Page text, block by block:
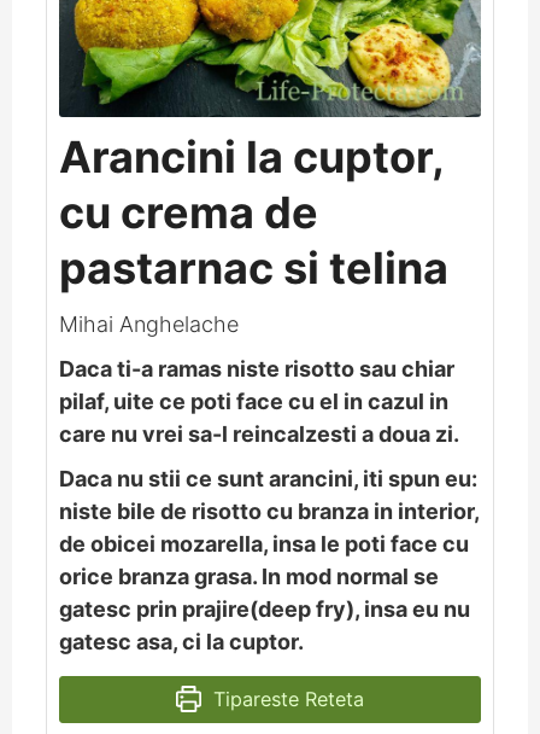
Arancini la cuptor,
cu crema de
pastarnac si telina
Mihai Anghelache
Daca ti-a ramas niste risotto sau chiar
pilaf, uite ce poti face cu el in cazul in
care nu vrei sa-l reincalzesti a doua zi.
Daca nu stii ce sunt arancini, iti spun eu:
niste bile de risotto cu branza in interior,
de obicei mozarella, insa le poti face cu
orice branza grasa. In mod normal se
gatesc prin prajire(deep fry), insa eu nu
gatesc asa, ci la cuptor.
Tipareste Reteta